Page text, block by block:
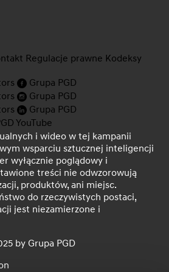
Regulacje prawne Kodeksy
Grupa PGD
Grupa PGD
Grupa PGD
YouTube
i wideo w tej kampanii
wsparciu sztucznej inteligencji
wyłącznie poglądowy i
treści nie odwzorowują
produktów, ani miejsc.
do rzeczywistych postaci,
jest niezamierzone i
by Grupa PGD